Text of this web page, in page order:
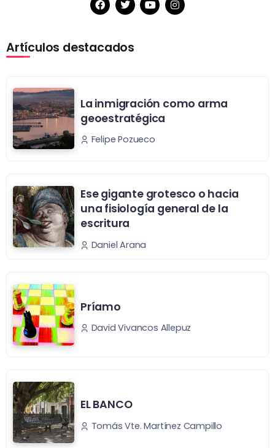
Artículos destacados
La inmigración como arma
geoestratégica
Felipe Pozueco
Ese gigante grotesco o hacia
una fisiología general de la
escritura
Daniel Arana
Príamo
David Vivancos Allepuz
EL BANCO
Tomás Vte. Martínez Campillo